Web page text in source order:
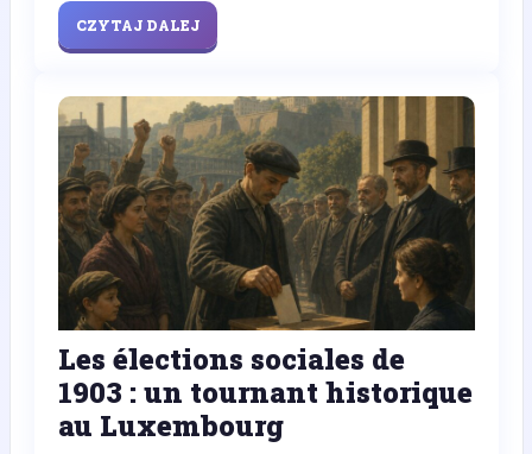
CZYTAJ DALEJ
Les élections sociales de
1903 : un tournant historique
au Luxembourg